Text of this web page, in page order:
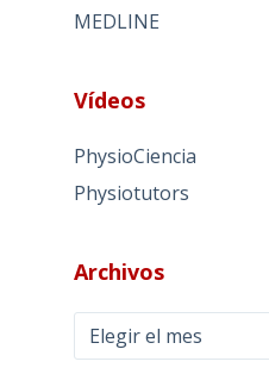
MEDLINE
Vídeos
PhysioCiencia
Physiotutors
Archivos
Archivos